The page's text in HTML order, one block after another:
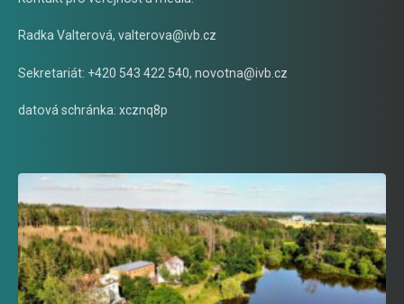
Radka Valterová, valterova@ivb.cz
Sekretariát: +420 543 422 540, novotna@ivb.cz
datová schránka: xcznq8p